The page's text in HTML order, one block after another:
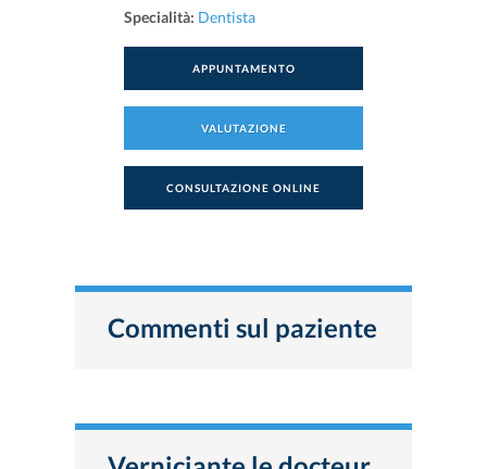
Specialità: Dentista
APPUNTAMENTO
VALUTAZIONE
CONSULTAZIONE ONLINE
Commenti sul paziente